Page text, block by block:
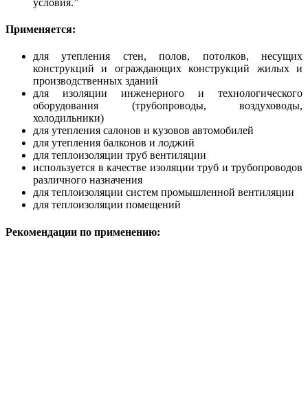
Применяется:
для утепления стен, полов, потолков, несущих
конструкций и ограждающих конструкций жилых и
производственных зданий
для изоляции инженерного и технологического
оборудования (трубопроводы, воздуховоды,
холодильники)
для утепления салонов и кузовов автомобилей
для утепления балконов и лоджий
для теплоизоляции труб вентиляции
используется в качестве изоляции труб и трубопроводов
различного назначения
для теплоизоляции систем промышленной вентиляции
для теплоизоляции помещений
Рекомендации по применению: